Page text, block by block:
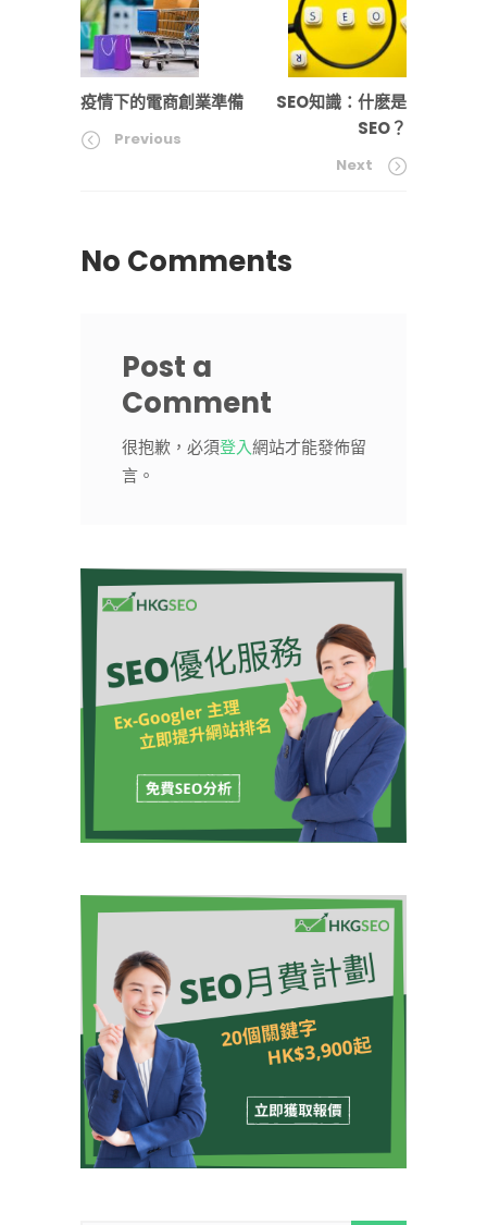
疫情下的電商創業準備
Previous
SEO知識：什麽是
SEO？
Next
No Comments
Post a
Comment
很抱歉，必須登入網站才能發佈留
言。